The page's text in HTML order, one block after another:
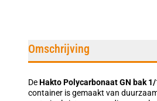
Omschrijving
DeHakto Polycarbonaat GN bak
container is gemaakt van